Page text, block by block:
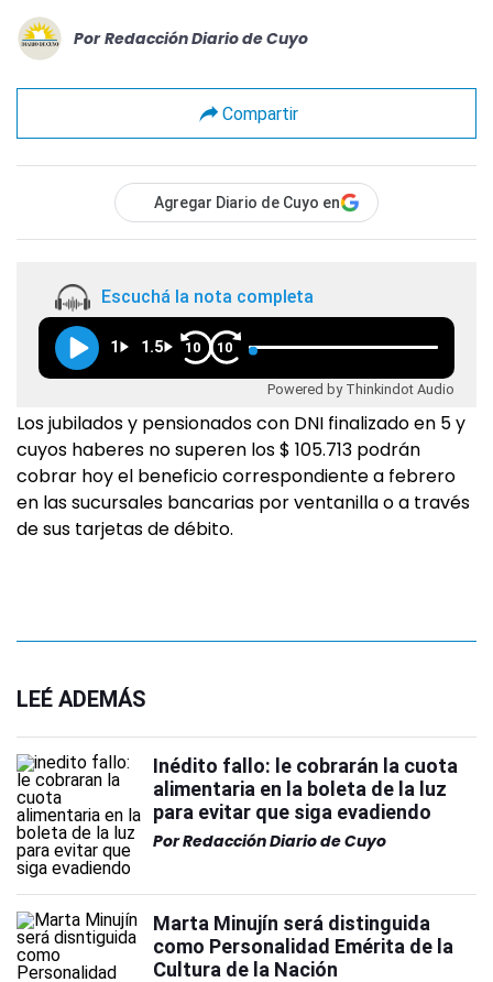
Por Redacción Diario de Cuyo
Compartir
Agregar Diario de Cuyo en
Escuchá la nota completa
1 1.5 10 10
Powered by Thinkindot Audio
Los jubilados y pensionados con DNI finalizado en 5 y
cuyos haberes no superen los $ 105.713 podrán
cobrar hoy el beneficio correspondiente a febrero
en las sucursales bancarias por ventanilla o a través
de sus tarjetas de débito.
LEÉ ADEMÁS
Inédito fallo: le cobrarán la cuota
alimentaria en la boleta de la luz
para evitar que siga evadiendo
PorRedacción Diario de Cuyo
Marta Minujín será distinguida
como Personalidad Emérita de la
Cultura de la Nación